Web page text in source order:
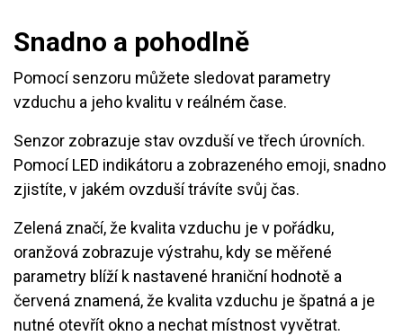
Snadno a pohodlně
Pomocí senzoru můžete sledovat parametry
vzduchu a jeho kvalitu v reálném čase.
Senzor zobrazuje stav ovzduší ve třech úrovních.
Pomocí LED indikátoru a zobrazeného emoji, snadno
zjistíte, v jakém ovzduší trávíte svůj čas.
Zelená značí, že kvalita vzduchu je v pořádku,
oranžová zobrazuje výstrahu, kdy se měřené
parametry blíží k nastavené hraniční hodnotě a
červená znamená, že kvalita vzduchu je špatná a je
nutné otevřít okno a nechat místnost vyvětrat.